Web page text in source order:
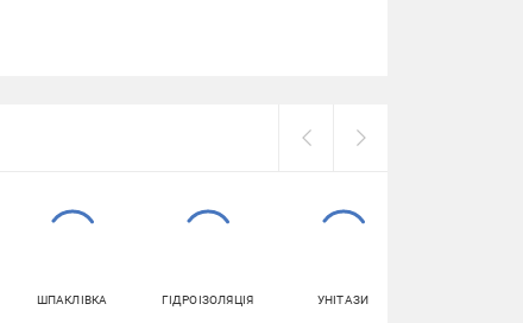
ШПАКЛІВКА ГІДРОІЗОЛЯЦІЯ УНІТАЗИ